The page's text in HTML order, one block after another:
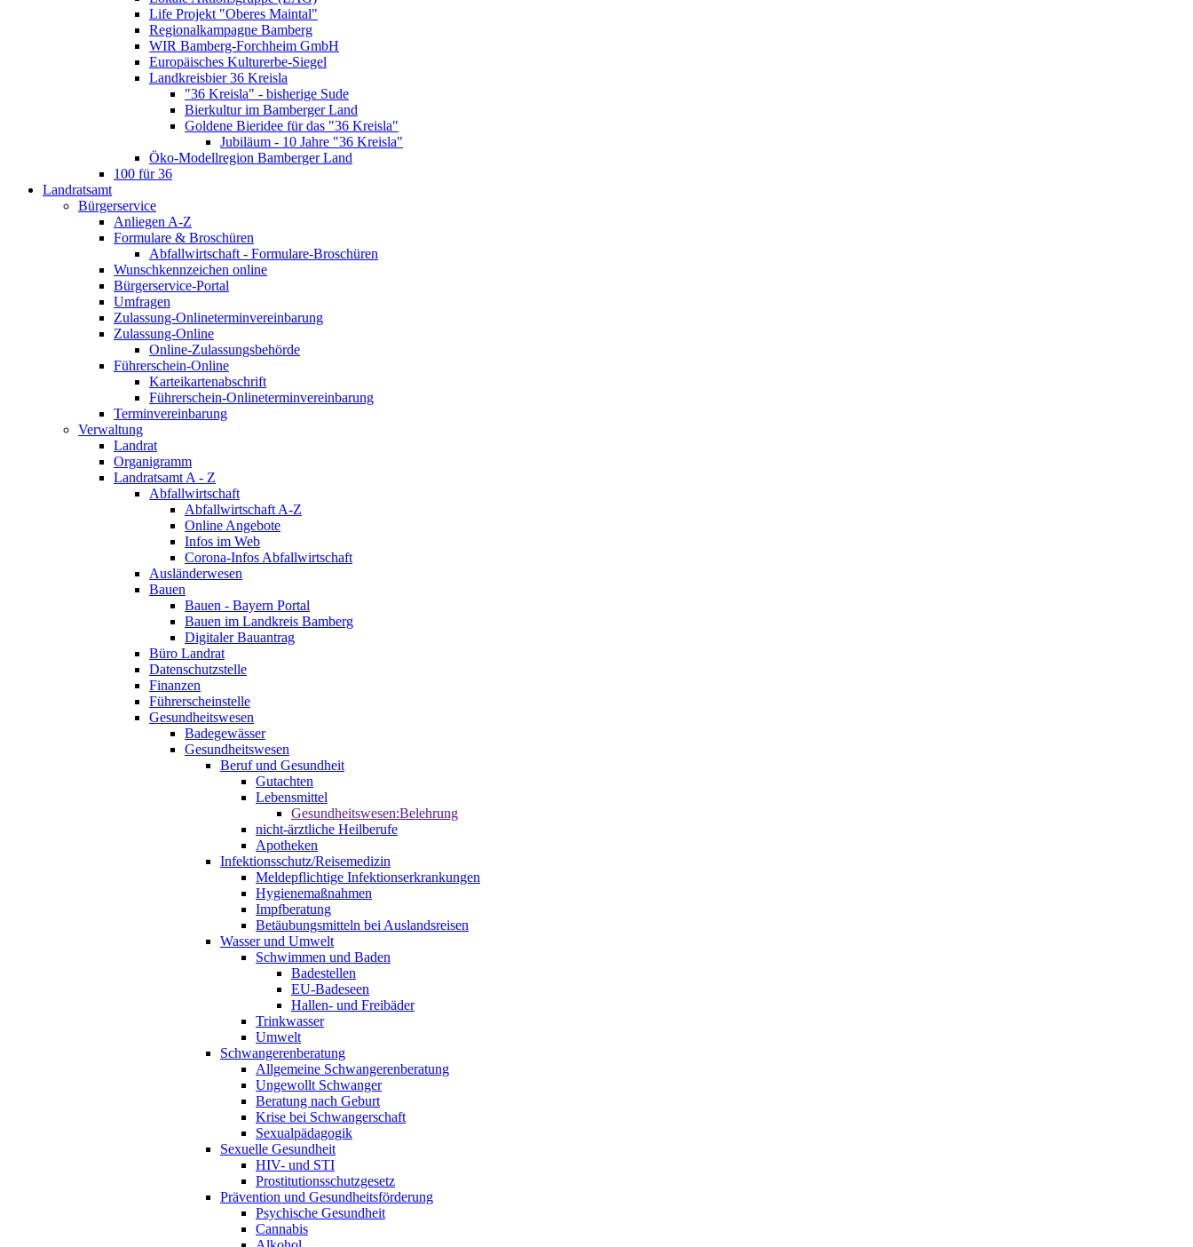
Life Projekt "Oberes Maintal"
Regionalkampagne Bamberg
WIR Bamberg-Forchheim GmbH
Europäisches Kulturerbe-Siegel
Landkreisbier 36 Kreisla
"36 Kreisla" - bisherige Sude
Bierkultur im Bamberger Land
Goldene Bieridee für das "36 Kreisla"
Jubiläum - 10 Jahre "36 Kreisla"
Öko-Modellregion Bamberger Land
100 für 36
Landratsamt
Bürgerservice
Anliegen A-Z
Formulare & Broschüren
Abfallwirtschaft - Formulare-Broschüren
Wunschkennzeichen online
Bürgerservice-Portal
Umfragen
Zulassung-Onlineterminvereinbarung
Zulassung-Online
Online-Zulassungsbehörde
Führerschein-Online
Karteikartenabschrift
Führerschein-Onlineterminvereinbarung
Terminvereinbarung
Verwaltung
Landrat
Organigramm
Landratsamt A - Z
Abfallwirtschaft
Abfallwirtschaft A-Z
Online Angebote
Infos im Web
Corona-Infos Abfallwirtschaft
Ausländerwesen
Bauen
Bauen - Bayern Portal
Bauen im Landkreis Bamberg
Digitaler Bauantrag
Büro Landrat
Datenschutzstelle
Finanzen
Führerscheinstelle
Gesundheitswesen
Badegewässer
Gesundheitswesen
Beruf und Gesundheit
Gutachten
Lebensmittel
Gesundheitswesen:Belehrung
nicht-ärztliche Heilberufe
Apotheken
Infektionsschutz/Reisemedizin
Meldepflichtige Infektionserkrankungen
Hygienemaßnahmen
Impfberatung
Betäubungsmitteln bei Auslandsreisen
Wasser und Umwelt
Schwimmen und Baden
Badestellen
EU-Badeseen
Hallen- und Freibäder
Trinkwasser
Umwelt
Schwangerenberatung
Allgemeine Schwangerenberatung
Ungewollt Schwanger
Beratung nach Geburt
Krise bei Schwangerschaft
Sexualpädagogik
Sexuelle Gesundheit
HIV- und STI
Prostitutionsschutzgesetz
Prävention und Gesundheitsförderung
Psychische Gesundheit
Cannabis